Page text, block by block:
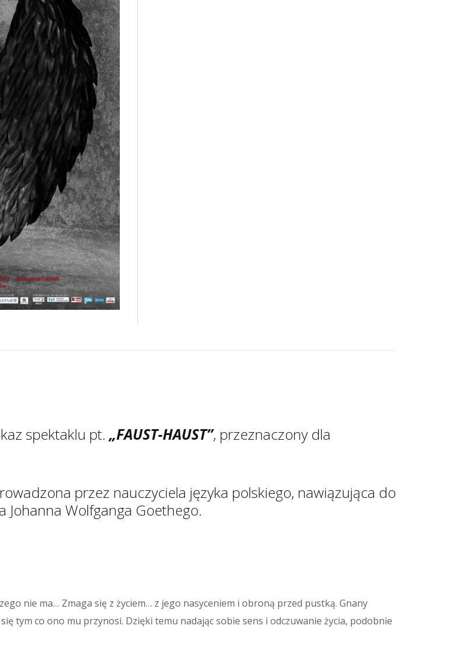
spektaklu pt. „FAUST-HAUST”, przeznaczony dla
przez nauczyciela języka polskiego, nawiązująca do
Johanna Wolfganga Goethego.
nie ma… Zmaga się z życiem… z jego nasyceniem i obroną przed pustką. Gnany
tym co ono mu przynosi. Dzięki temu nadając sobie sens i odczuwanie życia, podobnie